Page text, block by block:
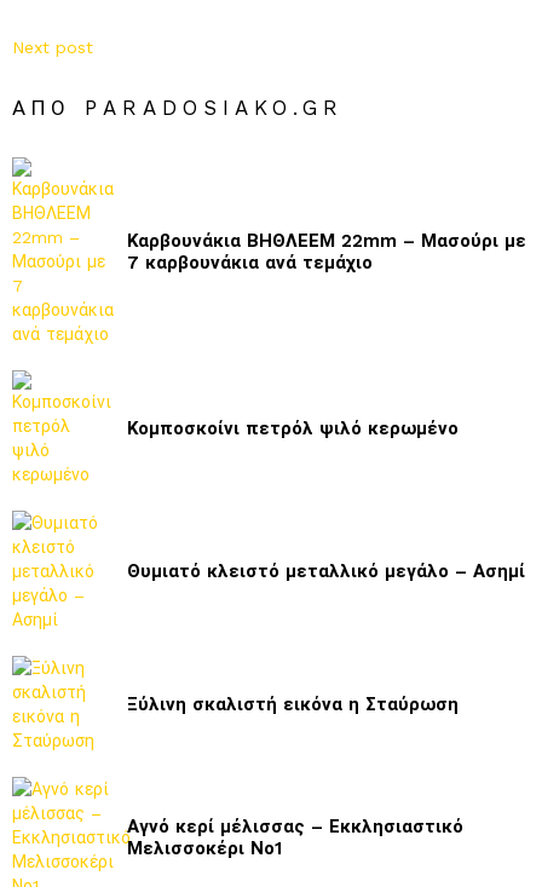
Next post
ΑΠΌ PARADOSIAKO.GR
Καρβουνάκια ΒΗΘΛΕΕΜ 22mm – Μασούρι με
7 καρβουνάκια ανά τεμάχιο
Κομποσκοίνι πετρόλ ψιλό κερωμένο
Θυμιατό κλειστό μεταλλικό μεγάλο – Ασημί
Ξύλινη σκαλιστή εικόνα η Σταύρωση
Αγνό κερί μέλισσας – Εκκλησιαστικό
Μελισσοκέρι Νο1